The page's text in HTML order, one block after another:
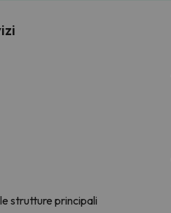
strutture principali